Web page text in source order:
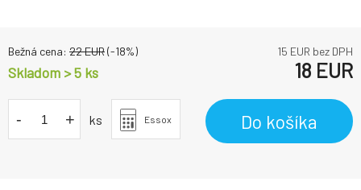
Bežná cena: 22EUR(-18%) 15 EUR bez DPH
Skladom > 5 ks 18 EUR
- + ks Essox Do košíka